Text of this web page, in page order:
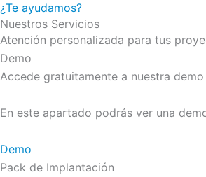
¿Te ayudamos?
Nuestros Servicios
Atención personalizada para tus
Demo
Accede gratuitamente a nuestra
En este apartado podrás ver una
Demo
Pack de Implantación